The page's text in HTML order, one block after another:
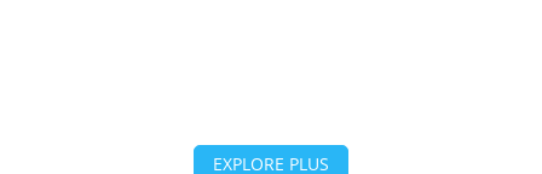
EXPLORE PLUS